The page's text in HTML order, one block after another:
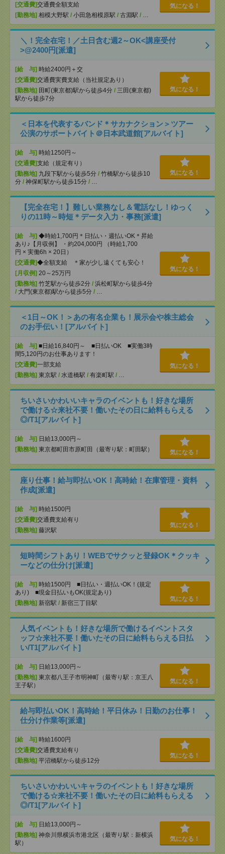
[交通費]交通費全額支給
[勤務地] 相模大野駅 / 小田急相模原駅 / 古淵駅 / …
気になる！
＼！完全在宅！／土日含む週2～OK<講座受付
>@2400円[派遣]
[給 与] 時給2400円＋交
[交通費]交通費実費支給（当社規定あり）
[勤務地] 田町(東京都)駅から徒歩4分 / 三田(東京都)
駅から徒歩7分
気になる！
＜日本を代表するバンド＊サカナクション＞ツアー
公演のサポートバイト＠日本武道館[アルバイト]
[給 与] 時給1250円～
[交通費]支給（規定有り）
[勤務地] 九段下駅から徒歩5分 / 竹橋駅から徒歩10
分 / 神保町駅から徒歩15分 / …
気になる！
【完全在宅！】難しい業務なし＆電話なし！ゆっく
りの11時～時短＊データ入力・事務[派遣]
[給 与] ◆時給1,700円＊日払い・週払いOK＊昇給
あり♪【月収例】 ・約204,000円 （時給1,700
円 × 実働6h × 20日）
[交通費]◆全額支給 ＊家が少し遠くても安心！
[月収例] 20～25万円
[勤務地] 竹芝駅から徒歩2分 / 浜松町駅から徒歩4分
/ 大門(東京都)駅から徒歩5分 / …
気になる！
＜1日～OK！＞あの有名企業も！展示会や株主総会
のお手伝い！[アルバイト]
[給 与] ■日給16,840円～ ■日払いOK ■実働3時
間5,120円のお仕事あります！
[交通費]一部支給
[勤務地] 東京駅 / 水道橋駅 / 有楽町駅 / …
気になる！
ちいさいかわいいキャラのイベントも！好きな場所
で働ける☆来社不要！働いたその日に給料もらえる
◎/T1[アルバイト]
[給 与] 日給13,000円～
[勤務地] 東京都町田市原町田（最寄り駅：町田駅） 気になる！
座り仕事！給与即払いOK！高時給！在庫管理・資料
作成[派遣]
[給 与] 時給1500円
[交通費]交通費支給有り
[勤務地] 藤沢駅
気になる！
短時間シフトあり！WEBでサクッと登録OK＊クッキ
ーなどの仕分け[派遣]
[給 与] 時給1500円 ■日払い・週払いOK！(規定
あり) ■現金日払いもOK(規定あり)
[勤務地] 新宿駅 / 新宿三丁目駅
気になる！
人気イベントも！好きな場所で働けるイベントスタ
ッフ☆来社不要！働いたその日に給料もらえる日払
い/T1[アルバイト]
[給 与] 日給13,000円～
[勤務地] 東京都八王子市明神町（最寄り駅：京王八
王子駅）
気になる！
給与即払いOK！高時給！平日休み！日勤のお仕事！
仕分け作業等[派遣]
[給 与] 時給1600円
[交通費]交通費支給有り
[勤務地] 平沼橋駅から徒歩12分
気になる！
ちいさいかわいいキャラのイベントも！好きな場所
で働ける☆来社不要！働いたその日に給料もらえる
◎/T1[アルバイト]
[給 与] 日給13,000円～
[勤務地] 神奈川県横浜市港北区（最寄り駅：新横浜
駅）
気になる！